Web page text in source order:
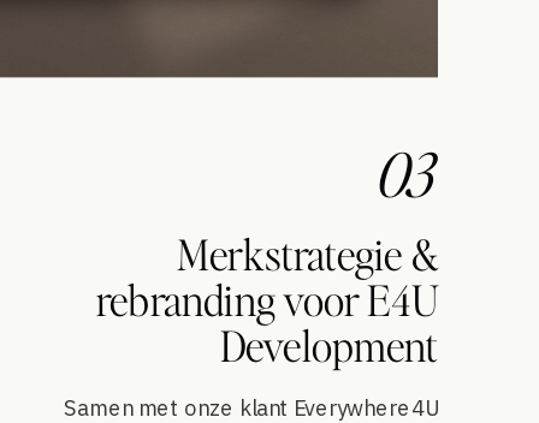
03
Merkstrategie &
rebranding voor E4U
Development
Samen met onze klant Everywhere4U